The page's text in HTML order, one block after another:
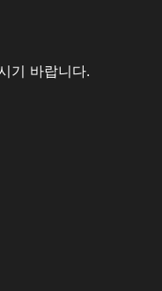
기 바랍니다.